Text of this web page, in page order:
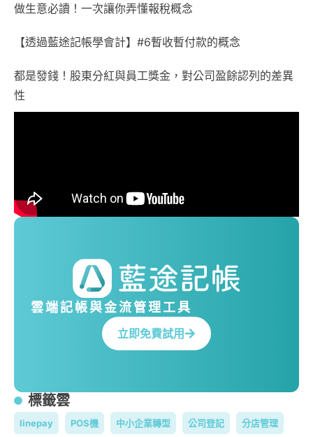
做生意必讀！一次讓你弄懂報稅概念
【透過藍途記帳學會計】#6暫收暫付款的概念
都是發錢！股東分紅與員工獎金，對公司盈餘認列的差異
性
雲端記帳與金流管理工具
立即免費試用
標籤雲
linepay POS機 中小企業轉型 公司登記 分店管理